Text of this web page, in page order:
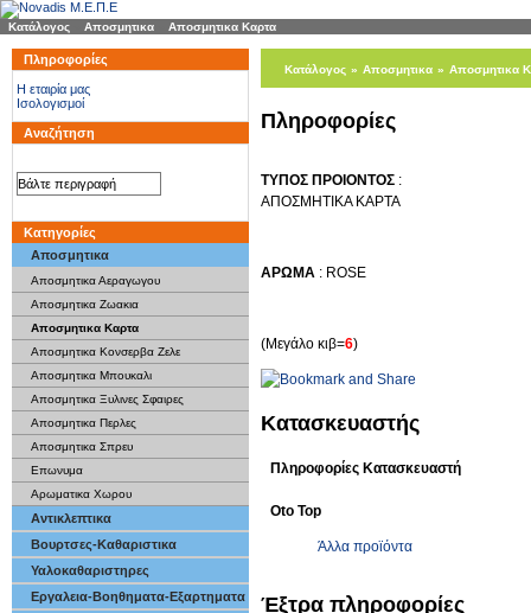
Κατάλογος Αποσμητικα Αποσμητικα Καρτα
Πληροφορίες
H εταιρία μας
Ισολογισμοί
Αναζήτηση
Κατηγορίες
Αποσμητικα
Αποσμητικα Αεραγωγου
Αποσμητικα Ζωακια
Αποσμητικα Καρτα
Αποσμητικα Κονσερβα Ζελε
Αποσμητικα Μπουκαλι
Αποσμητικα Ξυλινες Σφαιρες
Αποσμητικα Περλες
Αποσμητικα Σπρευ
Επωνυμα
Αρωματικα Χωρου
Αντικλεπτικα
Βουρτσες-Καθαριστικα
Υαλοκαθαριστηρες
Εργαλεια-Βοηθηματα-Εξαρτηματα
Κατάλογος » Αποσμητικα » Αποσμητικα
Πληροφορίες
ΤΥΠΟΣ ΠΡΟΙΟΝΤΟΣ :
ΑΠΟΣΜΗΤΙΚΑ ΚΑΡΤΑ
ΑΡΩΜΑ : ROSE
(Μεγάλο κιβ=6)
Κατασκευαστής
Πληροφορίες Κατασκευαστή
Oto Top
Άλλα προϊόντα
Έξτρα πληροφορίες